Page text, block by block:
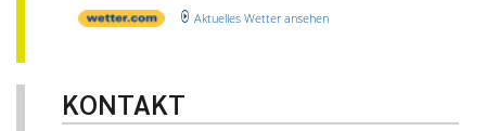
Aktuelles Wetter ansehen
KONTAKT